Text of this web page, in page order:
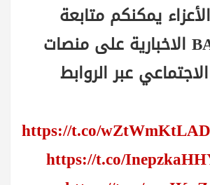
يمكنكم متابعة
وكالة BAZ الاخبارية على منصات
عبر الروابط
https://t.co/wZtWmKtLAD
https://t.co/